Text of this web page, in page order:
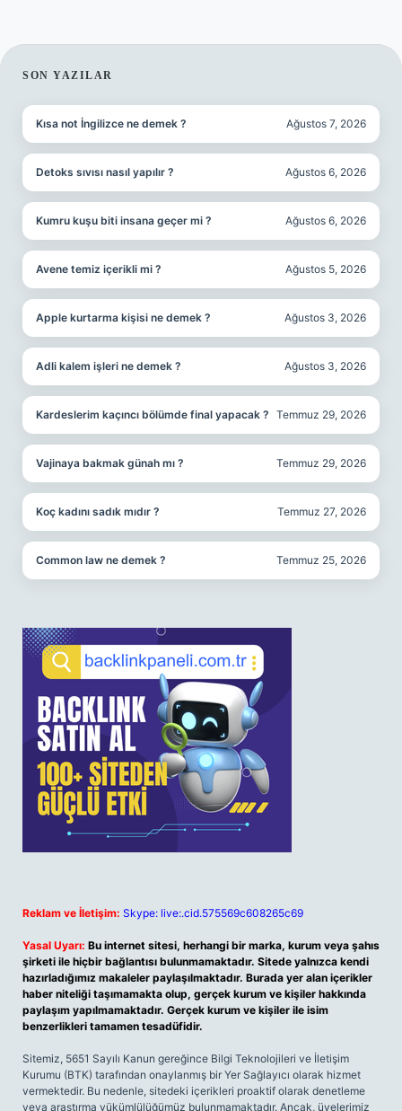
SIDEBAR
SON YAZILAR
Kısa not İngilizce ne demek ? Ağustos 7, 2026
Detoks sıvısı nasıl yapılır ? Ağustos 6, 2026
Kumru kuşu biti insana geçer mi ? Ağustos 6, 2026
Avene temiz içerikli mi ? Ağustos 5, 2026
Apple kurtarma kişisi ne demek ? Ağustos 3, 2026
Adli kalem işleri ne demek ? Ağustos 3, 2026
Kardeslerim kaçıncı bölümde final yapacak ? Temmuz 29, 2026
Vajinaya bakmak günah mı ? Temmuz 29, 2026
Koç kadını sadık mıdır ? Temmuz 27, 2026
Common law ne demek ? Temmuz 25, 2026
Reklam ve İletişim: Skype: live:.cid.575569c608265c69
Yasal Uyarı: Bu internet sitesi, herhangi bir marka, kurum veya şahıs
şirketi ile hiçbir bağlantısı bulunmamaktadır. Sitede yalnızca kendi
hazırladığımız makaleler paylaşılmaktadır. Burada yer alan içerikler
haber niteliği taşımamakta olup, gerçek kurum ve kişiler hakkında
paylaşım yapılmamaktadır. Gerçek kurum ve kişiler ile isim
benzerlikleri tamamen tesadüfidir.
Sitemiz, 5651 Sayılı Kanun gereğince Bilgi Teknolojileri ve İletişim
Kurumu (BTK) tarafından onaylanmış bir Yer Sağlayıcı olarak hizmet
vermektedir. Bu nedenle, sitedeki içerikleri proaktif olarak denetleme
veya araştırma yükümlülüğümüz bulunmamaktadır. Ancak, üyelerimiz